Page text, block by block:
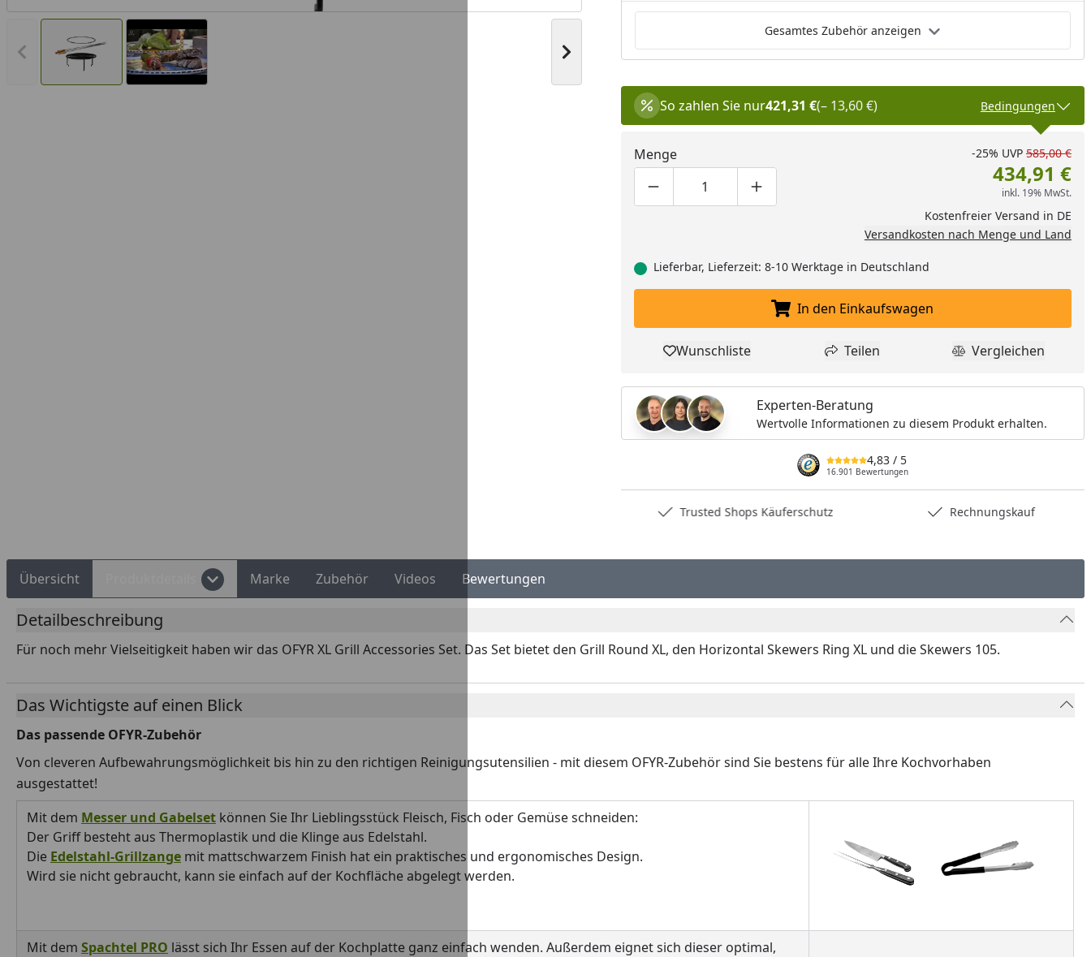
Youtube-Video
Vorheriges Bild anzeigen Nächstes Bild anzeigen
Gesamtes Zubehör anzeigen
So zahlen Sie nur421,31 €(– 13,60 €) Bedingungen
Menge
Produktmenge um eins verringern
Produktmenge manuell eingeben
Produktmenge um eins erhöhen
-25% UVP 585,00 €
434,91 €
inkl. 19% MwSt.
Kostenfreier Versand in DE
Versandkosten nach Menge und Land
Lieferbar, Lieferzeit: 8-10 Werktage in Deutschland
In den Einkaufswagen legen
In den Einkaufswagen
Produkt zur Wunschliste hinzufügen
Wunschliste Teilen
Teilen Produkt
Vergleichen
Experten-Beratung
Wertvolle Informationen zu diesem Produkt erhalten.
4,83 / 5
16.901 Bewertungen
Trusted Shops Käuferschutz Rechnungskauf
Übersicht Marke Zubehör Videos Bewertungen
Detailbeschreibung
Für noch mehr Vielseitigkeit haben wir das OFYR XL Grill Accessories Set. Das Set bietet den Grill Round XL, den Horizontal Skewers Ring XL und die Skewers 105.
Das Wichtigste auf einen Blick
Das passende OFYR-Zubehör
Von cleveren Aufbewahrungsmöglichkeit bis hin zu den richtigen Reinigungsutensilien - mit diesem OFYR-Zubehör sind Sie bestens für alle Ihre Kochvorhaben
ausgestattet!
Mit dem Messer und Gabelset können Sie Ihr Lieblingsstück Fleisch, Fisch oder Gemüse schneiden:
Der Griff besteht aus Thermoplastik und die Klinge aus Edelstahl.
Die Edelstahl-Grillzange mit mattschwarzem Finish hat ein praktisches und ergonomisches Design.
Wird sie nicht gebraucht, kann sie einfach auf der Kochfläche abgelegt werden.
Mit dem Spachtel PRO lässt sich Ihr Essen auf der Kochplatte ganz einfach wenden. Außerdem eignet sich dieser optimal,